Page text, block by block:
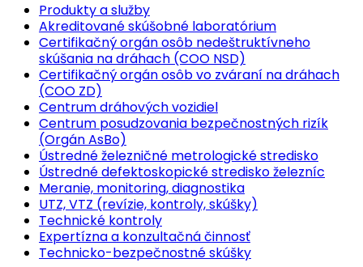
Produkty a služby
Akreditované skúšobné laboratórium
Certifikačný orgán osôb nedeštruktívneho
skúšania na dráhach (COO NSD)
Certifikačný orgán osôb vo zváraní na dráhach
(COO ZD)
Centrum dráhových vozidiel
Centrum posudzovania bezpečnostných rizík
(Orgán AsBo)
Ústredné železničné metrologické stredisko
Ústredné defektoskopické stredisko železníc
Meranie, monitoring, diagnostika
UTZ, VTZ (revízie, kontroly, skúšky)
Technické kontroly
Expertízna a konzultačná činnosť
Technicko-bezpečnostné skúšky